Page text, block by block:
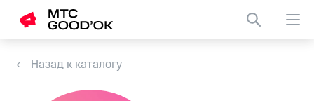
Назад к каталогу